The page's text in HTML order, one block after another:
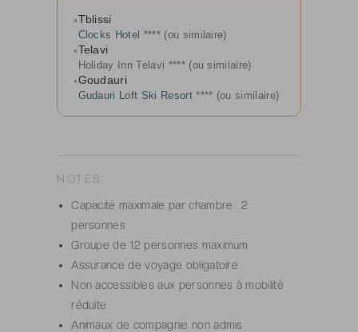
•Tblissi
Clocks Hotel **** (ou similaire)
•Telavi
Holiday Inn Telavi **** (ou similaire)
•Goudauri
Gudauri Loft Ski Resort**** (ou similaire)
NOTES
Capacité maximale par chambre : 2
personnes
Groupe de 12 personnes maximum
Assurance de voyage obligatoire
Non accessibles aux personnes à mobilité
réduite
Animaux de compagnie non admis